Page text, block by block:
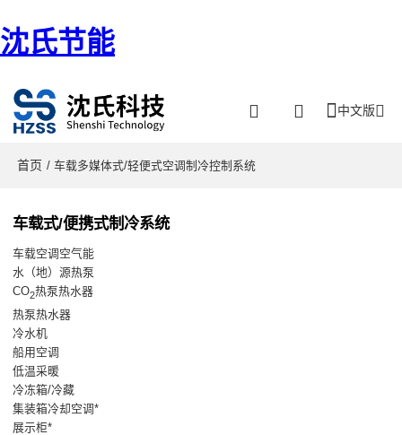
沈氏节能
中文版
首页 / 车载多媒体式/轻便式空调制冷控制系统
车载式/便携式制冷系统
车载空调空气能
水（地）源热泵
CO2热泵热水器
热泵热水器
冷水机
船用空调
低温采暖
冷冻箱/冷藏
集装箱冷却空调*
展示柜*